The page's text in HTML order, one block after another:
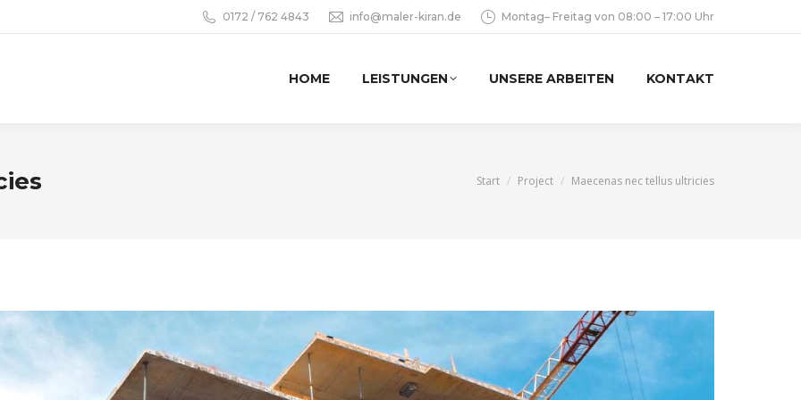
0172 / 762 4843 info@maler-kiran.de Montag– Freitag von 08:00 – 17:00 Uhr
HOME LEISTUNGEN UNSERE ARBEITEN KONTAKT
Sie befinden sich hier:
Start Project Maecenas nec tellus ultricies